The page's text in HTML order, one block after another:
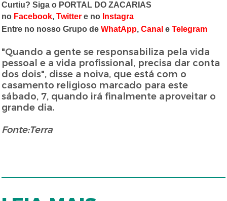
Curtiu? Siga o PORTAL DO ZACARIAS
no Facebook,Twitter e no Instagra
Entre no nosso Grupo deWhatApp,Canal eTelegram
"Quando a gente se responsabiliza pela vida
pessoal e a vida profissional, precisa dar conta
dos dois", disse a noiva, que está com o
casamento religioso marcado para este
sábado, 7, quando irá finalmente aproveitar o
grande dia.
Fonte:Terra